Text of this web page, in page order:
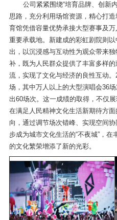
公司紧紧围绕“培育品牌、创新
思路，充分利用场馆资源，精心打
育馆凭借容量优势承接大型赛事及
重要承载地。新建成的彩虹剧院则
出，以沉浸感与互动性为观众带来
补，既为人民群众提供了丰富多样
流，实现了文化与经济的良性互动
场，其中万人以上的大型演唱会36
出60场次。这一成绩的取得，不仅
在满足人民精神文化生活新期待方
向，通过调节场次错峰、实现空间
步成为城市文化生活的“不夜城”，
的文化繁荣增添了新的光彩。